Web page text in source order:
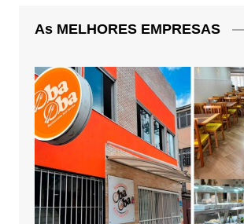
As MELHORES EMPRESAS